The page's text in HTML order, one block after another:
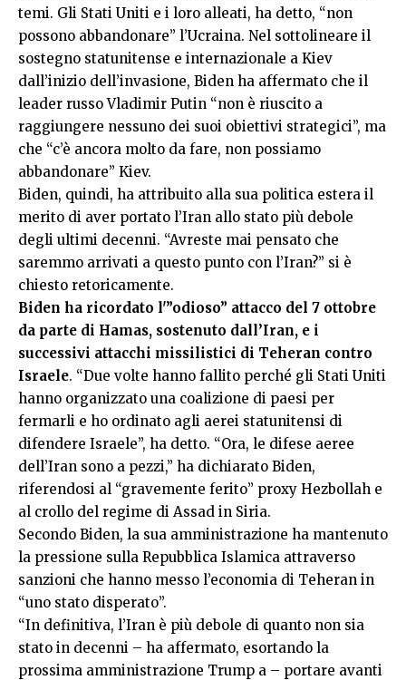
temi. Gli Stati Uniti e i loro alleati, ha detto, “non
possono abbandonare” l’Ucraina. Nel sottolineare il
sostegno statunitense e internazionale a Kiev
dall’inizio dell’invasione, Biden ha affermato che il
leader russo Vladimir Putin “non è riuscito a
raggiungere nessuno dei suoi obiettivi strategici”, ma
che “c’è ancora molto da fare, non possiamo
abbandonare” Kiev.
Biden, quindi, ha attribuito alla sua politica estera il
merito di aver portato l’Iran allo stato più debole
degli ultimi decenni. “Avreste mai pensato che
saremmo arrivati a questo punto con l’Iran?” si è
chiesto retoricamente.
Biden ha ricordato l'”odioso” attacco del 7 ottobre
da parte di Hamas, sostenuto dall’Iran, e i
successivi attacchi missilistici di Teheran contro
Israele. “Due volte hanno fallito perché gli Stati Uniti
hanno organizzato una coalizione di paesi per
fermarli e ho ordinato agli aerei statunitensi di
difendere Israele”, ha detto. “Ora, le difese aeree
dell’Iran sono a pezzi,” ha dichiarato Biden,
riferendosi al “gravemente ferito” proxy Hezbollah e
al crollo del regime di Assad in Siria.
Secondo Biden, la sua amministrazione ha mantenuto
la pressione sulla Repubblica Islamica attraverso
sanzioni che hanno messo l’economia di Teheran in
“uno stato disperato”.
“In definitiva, l’Iran è più debole di quanto non sia
stato in decenni – ha affermato, esortando la
prossima amministrazione Trump a – portare avanti